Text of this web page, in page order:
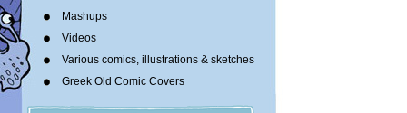
Mashups
Videos
Various comics, illustrations & sketches
Greek Old Comic Covers